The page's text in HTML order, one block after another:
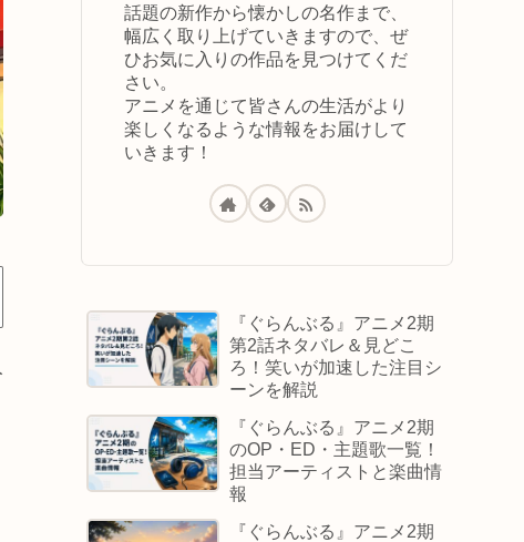
話題の新作から懐かしの名作まで、
幅広く取り上げていきますので、ぜ
ひお気に入りの作品を見つけてくだ
さい。
アニメを通じて皆さんの生活がより
楽しくなるような情報をお届けして
いきます！
『ぐらんぶる』アニメ2期
第2話ネタバレ＆見どこ
ろ！笑いが加速した注目シ
ーンを解説
『ぐらんぶる』アニメ2期
のOP・ED・主題歌一覧！
担当アーティストと楽曲情
報
『ぐらんぶる』アニメ2期